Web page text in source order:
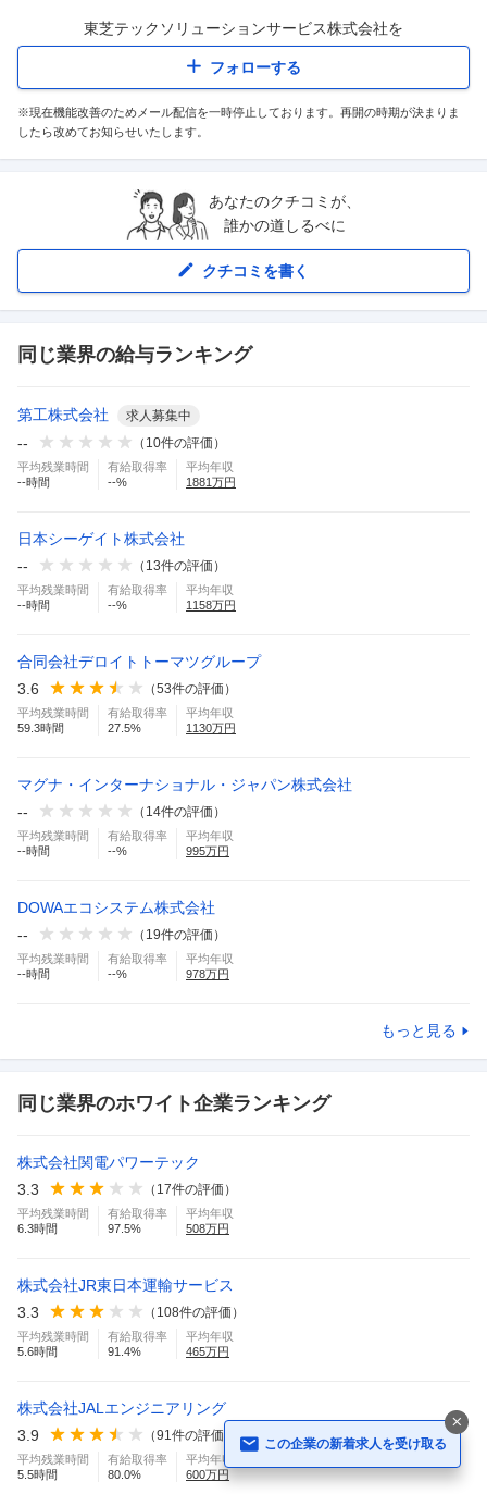
東芝テックソリューションサービス株式会社を
フォローする
※現在機能改善のためメール配信を一時停止しております。再開の時期が決まりま
したら改めてお知らせいたします。
あなたのクチコミが、
誰かの道しるべに
クチコミを書く
同じ業界の給与ランキング
第工株式会社 求人募集中
-- （ 10件の評価）
平均残業時間
--時間
有給取得率
--%
平均年収
1881万円
日本シーゲイト株式会社
--
（ 13件の評価）
平均残業時間
--時間
有給取得率
--%
平均年収
1158万円
合同会社デロイトトーマツグループ
3.6
（53件の評価）
平均残業時間
59.3時間
有給取得率
27.5%
平均年収
1130万円
マグナ・インターナショナル・ジャパン株式会社
--
（ 14件の評価）
平均残業時間
--時間
有給取得率
--%
平均年収
995万円
DOWAエコシステム株式会社
--
（ 19件の評価）
平均残業時間
--時間
有給取得率
--%
平均年収
978万円
もっと見る
同じ業界のホワイト企業ランキング
株式会社関電パワーテック
3.3
（ 17件の評価）
平均残業時間
6.3時間
有給取得率
97.5%
平均年収
508万円
株式会社JR東日本運輸サービス
3.3
（ 108件の評価）
平均残業時間
5.6時間
有給取得率
91.4%
平均年収
465万円
株式会社JALエンジニアリング
3.9
（91 件の評価）
平均残業時間
5.5時間
有給取得率
80.0%
平均年収
600万円
この企業の新着求人を受け取る